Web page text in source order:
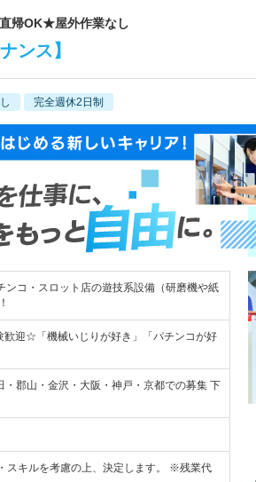
帰OK★屋外作業なし
ンス】
完全週休2日制
ンコ・スロット店の遊技系設備（研磨機や紙
歓迎☆「機械いじりが好き」「パチンコが好
・郡山・金沢・大阪・神戸・京都での募集 下
スキルを考慮の上、決定します。 ※残業代